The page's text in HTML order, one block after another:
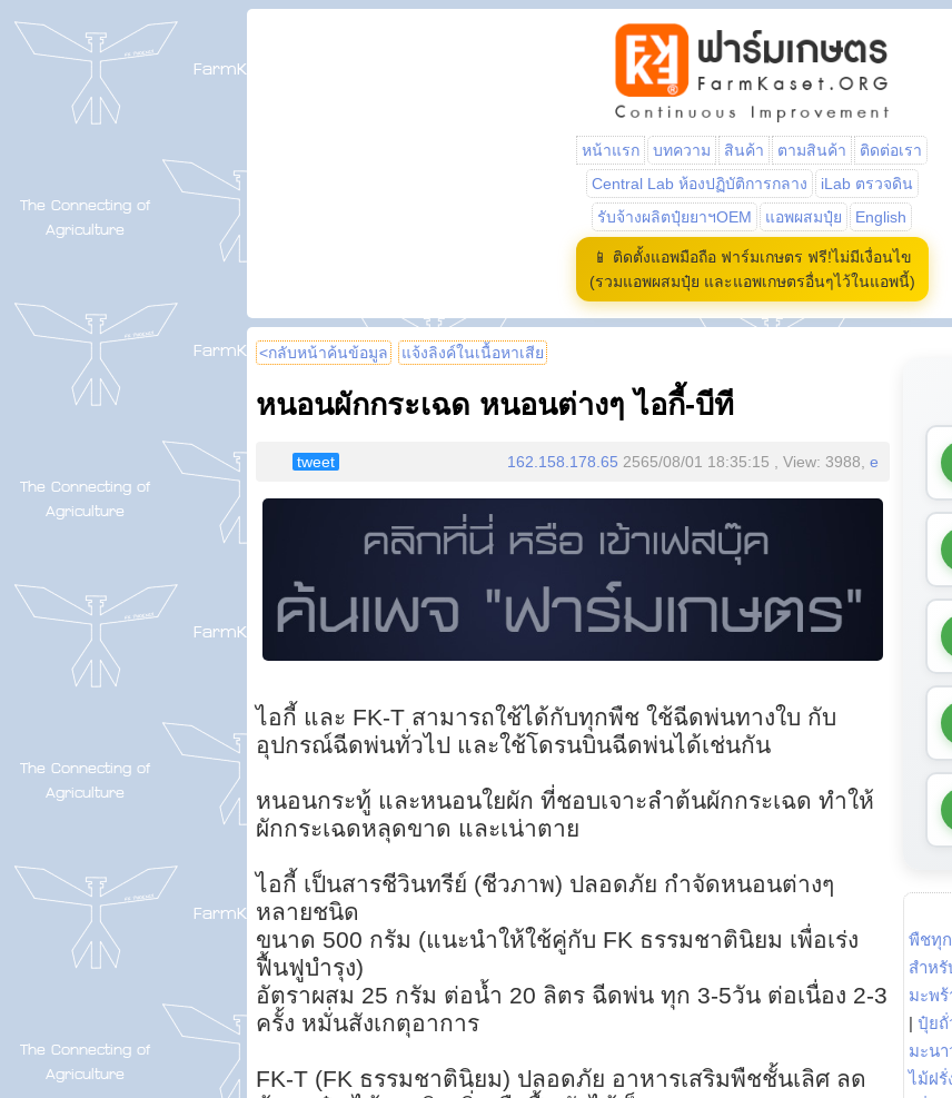
หน้าแรก บทความ สินค้า ตามสินค้า
ติดต่อเรา
Central Lab ห้องปฏิบัติการกลาง
iLab ตรวจดิน
รับจ้างผลิตปุ๋ยยาฯOEM
แอพผสมปุ๋ย English
📱 ติดตั้งแอพมือถือ ฟาร์มเกษตร ฟรี!ไม่มีเงื่อนไข
(รวมแอพผสมปุ๋ย และแอพเกษตรอื่นๆไว้ในแอพนี้)
<กลับหน้าค้นข้อมูล แจ้งลิงค์ในเนื้อหาเสีย
หนอนผักกระเฉด หนอนต่างๆ ไอกี้-บีที
tweet 162.158.178.65 2565/08/01 18:35:15 , View: 3988, e
ไอกี้ และ FK-T สามารถใช้ได้กับทุกพืช ใช้ฉีดพ่นทางใบ กับ
อุปกรณ์ฉีดพ่นทั่วไป และใช้โดรนบินฉีดพ่นได้เช่นกัน
หนอนกระทู้ และหนอนใยผัก ที่ชอบเจาะลำต้นผักกระเฉด ทำให้
ผักกระเฉดหลุดขาด และเน่าตาย
ไอกี้ เป็นสารชีวินทรีย์ (ชีวภาพ) ปลอดภัย กำจัดหนอนต่างๆ
หลายชนิด
ขนาด 500 กรัม (แนะนำให้ใช้คู่กับ FK ธรรมชาตินิยม เพื่อเร่ง
ฟื้นฟูบำรุง)
อัตราผสม 25 กรัม ต่อน้ำ 20 ลิตร ฉีดพ่น ทุก 3-5วัน ต่อเนื่อง 2-3
ครั้ง หมั่นสังเกตุอาการ
FK-T (FK ธรรมชาตินิยม) ปลอดภัย อาหารเสริมพืชชั้นเลิศ ลด
พืชทุ
สำหรั
มะพร้
| ปุ๋ยถั่
มะนา
ไม้ฝรั่